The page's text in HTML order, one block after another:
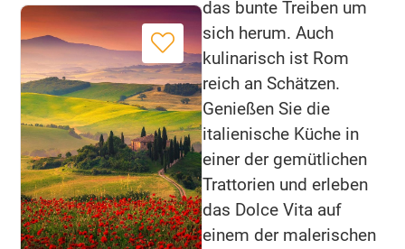
das bunte Treiben um
sich herum. Auch
kulinarisch ist Rom
reich an Schätzen.
Genießen Sie die
italienische Küche in
einer der gemütlichen
Trattorien und erleben
das Dolce Vita auf
einem der malerischen